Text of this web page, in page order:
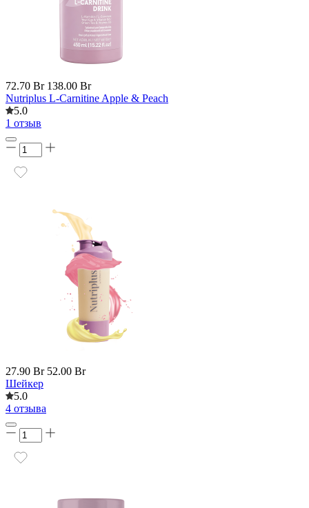
72.70 Br 138.00 Br
Nutriplus L-Carnitine Apple & Peach
5.0
1 отзыв
27.90 Br 52.00 Br
Шейкер
5.0
4 отзыва